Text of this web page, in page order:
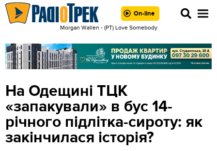
On-line
Morgan Wallen - (РТ) Love Somebody
На Одещині ТЦК
«запакували» в бус 14-
річного підлітка-сироту: як
закінчилася історія?